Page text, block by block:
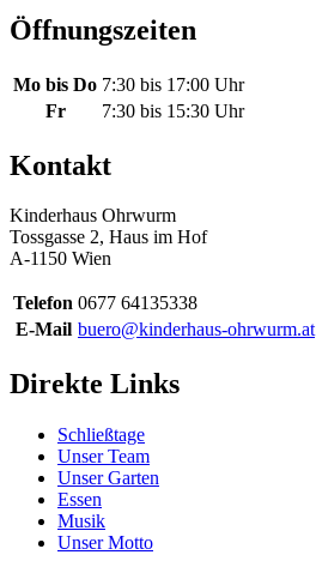
Öffnungszeiten
Mo bis Do 7:30 bis 17:00 Uhr
Fr
7:30 bis 15:30 Uhr
Kontakt
Kinderhaus Ohrwurm
Tossgasse 2, Haus im Hof
A-1150 Wien
Telefon 0677 64135338
E-Mail buero@kinderhaus-ohrwurm.at
Direkte Links
Schließtage
Unser Team
Unser Garten
Essen
Musik
Unser Motto